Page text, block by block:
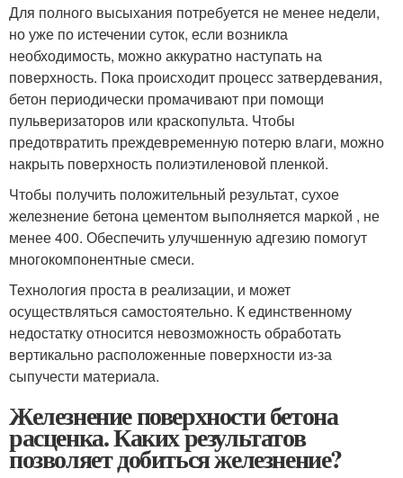
Для полного высыхания потребуется не менее недели,
но уже по истечении суток, если возникла
необходимость, можно аккуратно наступать на
поверхность. Пока происходит процесс затвердевания,
бетон периодически промачивают при помощи
пульверизаторов или краскопульта. Чтобы
предотвратить преждевременную потерю влаги, можно
накрыть поверхность полиэтиленовой пленкой.
Чтобы получить положительный результат, сухое
железнение бетона цементом выполняется маркой , не
менее 400. Обеспечить улучшенную адгезию помогут
многокомпонентные смеси.
Технология проста в реализации, и может
осуществляться самостоятельно. К единственному
недостатку относится невозможность обработать
вертикально расположенные поверхности из-за
сыпучести материала.
Железнение поверхности бетона
расценка. Каких результатов
позволяет добиться железнение?